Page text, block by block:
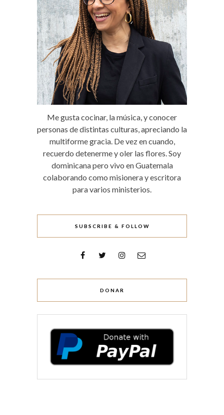
Me gusta cocinar, la música, y conocer
personas de distintas culturas, apreciando la
multiforme gracia. De vez en cuando,
recuerdo detenerme y oler las flores. Soy
dominicana pero vivo en Guatemala
colaborando como misionera y escritora
para varios ministerios.
SUBSCRIBE & FOLLOW
DONAR